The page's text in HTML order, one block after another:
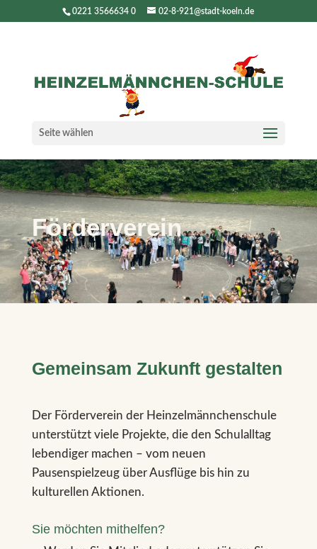
0221 3566634 0 02-8-921@stadt-koeln.de
Seite wählen
Förderverein
Gemeinsam Zukunft gestalten
Der Förderverein der Heinzelmännchenschule
unterstützt viele Projekte, die den Schulalltag
lebendiger machen – vom neuen
Pausenspielzeug über Ausflüge bis hin zu
kulturellen Aktionen.
Sie möchten mithelfen?